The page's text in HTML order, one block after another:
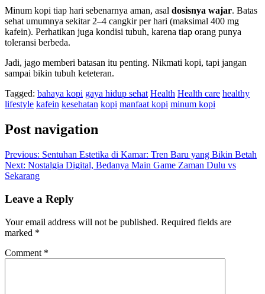
Minum kopi tiap hari sebenarnya aman, asal dosisnya wajar. Batas
sehat umumnya sekitar 2–4 cangkir per hari (maksimal 400 mg
kafein). Perhatikan juga kondisi tubuh, karena tiap orang punya
toleransi berbeda.
Jadi, jago memberi batasan itu penting. Nikmati kopi, tapi jangan
sampai bikin tubuh keteteran.
Tagged: bahaya kopi gaya hidup sehat Health Health care healthy
lifestyle kafein kesehatan kopi manfaat kopi minum kopi
Post navigation
Previous: Sentuhan Estetika di Kamar: Tren Baru yang Bikin Betah
Next: Nostalgia Digital, Bedanya Main Game Zaman Dulu vs
Sekarang
Leave a Reply
Your email address will not be published. Required fields are
marked *
Comment *